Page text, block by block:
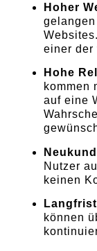
Hoher
einer der
Hohe
kommen
auf eine
Nutzer
keinen
können